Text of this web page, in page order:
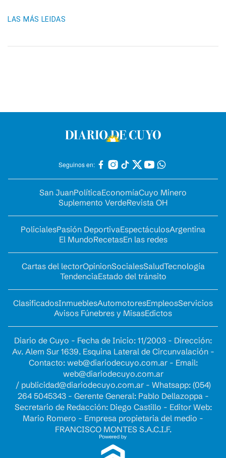
LAS MÁS LEIDAS
Seguinos en:
San JuanPolíticaEconomíaCuyo Minero
Suplemento VerdeRevista OH
PolicialesPasión DeportivaEspectáculosArgentina
El MundoRecetasEn las redes
Cartas del lectorOpinionSocialesSaludTecnología
TendenciaEstado del tránsito
ClasificadosInmueblesAutomotoresEmpleosServicios
Avisos Fúnebres y MisasEdictos
Diario de Cuyo - Fecha de Inicio: 11/2003 - Dirección:
Av. Alem Sur 1639. Esquina Lateral de Circunvalación -
Contacto: web@diariodecuyo.com.ar- Email:
web@diariodecuyo.com.ar
/ publicidad@diariodecuyo.com.ar- Whatsapp: (054)
264 5045343 - Gerente General: Pablo Dellazoppa -
Secretario de Redacción: Diego Castillo - Editor Web:
Mario Romero - Empresa propietaria del medio -
FRANCISCO MONTES S.A.C.I.F.